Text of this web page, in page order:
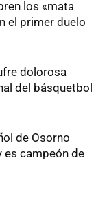
los «mata
el primer duelo
dolorosa
del básquetbol
de Osorno
es campeón de